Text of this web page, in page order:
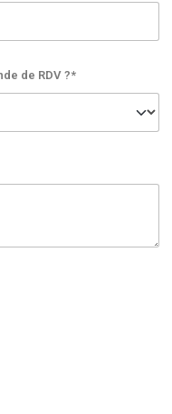
de RDV ?*